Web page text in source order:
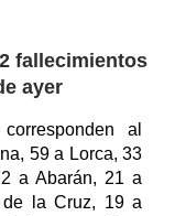
fallecimientos
ayer
al
59 a Lorca, 33
a Abarán, 21 a
de la Cruz, 19 a